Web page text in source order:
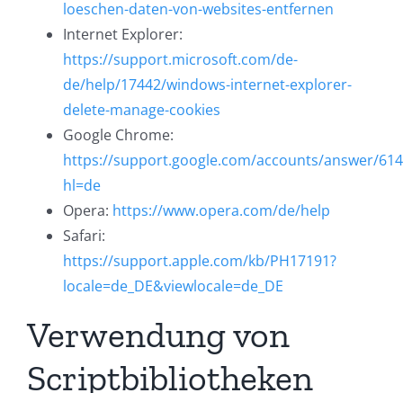
loeschen-daten-von-websites-entfernen
Internet Explorer:
https://support.microsoft.com/de-
de/help/17442/windows-internet-explorer-
delete-manage-cookies
Google Chrome:
https://support.google.com/accounts/answer/
hl=de
Opera: https://www.opera.com/de/help
Safari:
https://support.apple.com/kb/PH17191?
locale=de_DE&viewlocale=de_DE
Verwendung von
Scriptbibliotheken